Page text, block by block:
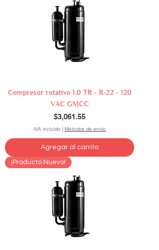
Compresor rotativo 1.0 TR - R-22 - 120
VAC GMCC
Precio
$3,061.55
IVA incluido | Métodos de envío
Agregar al carrito
¡Producto Nuevo!